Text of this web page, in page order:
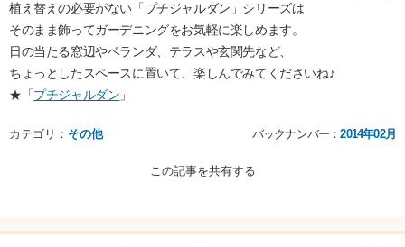
植え替えの必要がない「プチジャルダン」シリーズは
そのまま飾ってガーデニングをお気軽に楽しめます。
日の当たる窓辺やベランダ、テラスや玄関先など、
ちょっとしたスペースに置いて、楽しんでみてくださいね♪
★「プチジャルダン 」
カテゴリ： その他 バックナンバー：2014年02月
この記事を共有する